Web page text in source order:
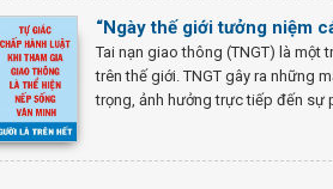
“Ngày thế giới tưởng niệm
Tai nạn giao thông (TNGT) là một
trên thế giới. TNGT gây ra những
trọng, ảnh hưởng trực tiếp đến sự